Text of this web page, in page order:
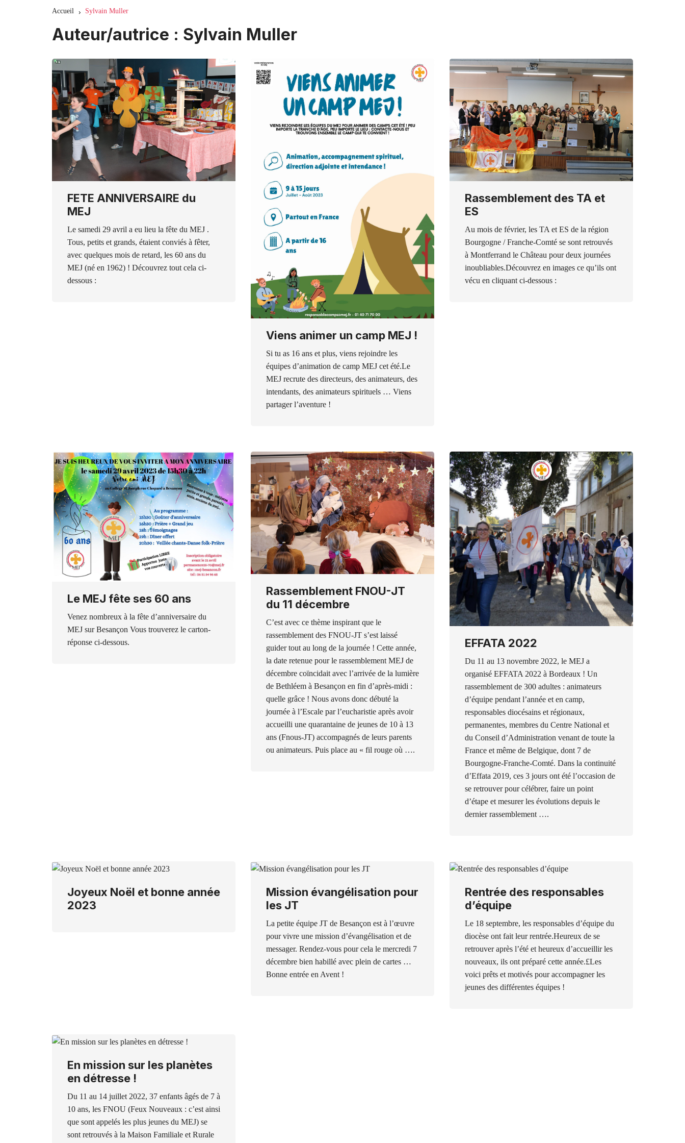
Accueil Sylvain Muller
Auteur/autrice : Sylvain Muller
FETE ANNIVERSAIRE du
MEJ
Le samedi 29 avril a eu lieu la fête du MEJ .
Tous, petits et grands, étaient conviés à fêter,
avec quelques mois de retard, les 60 ans du
MEJ (né en 1962) ! Découvrez tout cela ci-
dessous :
Viens animer un camp MEJ !
Si tu as 16 ans et plus, viens rejoindre les
équipes d’animation de camp MEJ cet été.Le
MEJ recrute des directeurs, des animateurs, des
intendants, des animateurs spirituels … Viens
partager l’aventure !
Rassemblement des TA et
ES
Au mois de février, les TA et ES de la région
Bourgogne / Franche-Comté se sont retrouvés
à Montferrand le Château pour deux journées
inoubliables.Découvrez en images ce qu’ils ont
vécu en cliquant ci-dessous :
Le MEJ fête ses 60 ans
Venez nombreux à la fête d’anniversaire du
MEJ sur Besançon Vous trouverez le carton-
réponse ci-dessous.
Rassemblement FNOU-JT
du 11 décembre
C’est avec ce thème inspirant que le
rassemblement des FNOU-JT s’est laissé
guider tout au long de la journée ! Cette année,
la date retenue pour le rassemblement MEJ de
décembre coïncidait avec l’arrivée de la lumière
de Bethléem à Besançon en fin d’après-midi :
quelle grâce ! Nous avons donc débuté la
journée à l’Escale par l’eucharistie après avoir
accueilli une quarantaine de jeunes de 10 à 13
ans (Fnous-JT) accompagnés de leurs parents
ou animateurs. Puis place au « fil rouge où ….
EFFATA 2022
Du 11 au 13 novembre 2022, le MEJ a
organisé EFFATA 2022 à Bordeaux ! Un
rassemblement de 300 adultes : animateurs
d’équipe pendant l’année et en camp,
responsables diocésains et régionaux,
permanentes, membres du Centre National et
du Conseil d’Administration venant de toute la
France et même de Belgique, dont 7 de
Bourgogne-Franche-Comté. Dans la continuité
d’Effata 2019, ces 3 jours ont été l’occasion de
se retrouver pour célébrer, faire un point
d’étape et mesurer les évolutions depuis le
dernier rassemblement ….
Joyeux Noël et bonne année
2023
Mission évangélisation pour
les JT
La petite équipe JT de Besançon est à l’œuvre
pour vivre une mission d’évangélisation et de
messager. Rendez-vous pour cela le mercredi 7
décembre bien habillé avec plein de cartes …
Bonne entrée en Avent !
Rentrée des responsables
d’équipe
Le 18 septembre, les responsables d’équipe du
diocèse ont fait leur rentrée.Heureux de se
retrouver après l’été et heureux d’accueillir les
nouveaux, ils ont préparé cette année.£Les
voici prêts et motivés pour accompagner les
jeunes des différentes équipes !
En mission sur les planètes
en détresse !
Du 11 au 14 juillet 2022, 37 enfants âgés de 7 à
10 ans, les FNOU (Feux Nouveaux : c’est ainsi
que sont appelés les plus jeunes du MEJ) se
sont retrouvés à la Maison Familiale et Rurale